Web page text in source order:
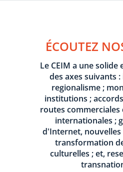
ÉCOUTEZ
Le CEIM a une
des axes suivants
regionalisme ;
institutions ;
routes
internationales ;
d'Internet,
transformation
culturelles ; et,